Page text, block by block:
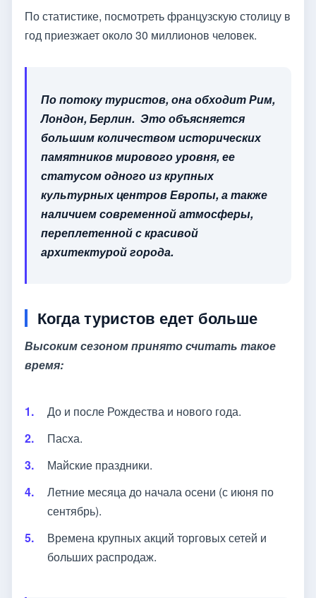
По статистике, посмотреть французскую столицу в
год приезжает около 30 миллионов человек.
По потоку туристов, она обходит Рим,
Лондон, Берлин. Это объясняется
большим количеством исторических
памятников мирового уровня, ее
статусом одного из крупных
культурных центров Европы, а также
наличием современной атмосферы,
переплетенной с красивой
архитектурой города.
Когда туристов едет больше
Высоким сезоном принято считать такое
время:
До и после Рождества и нового года.
Пасха.
Майские праздники.
Летние месяца до начала осени (с июня по
сентябрь).
Времена крупных акций торговых сетей и
больших распродаж.